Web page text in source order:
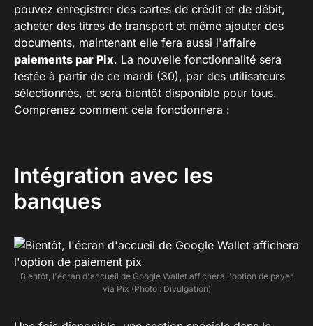
pouvez enregistrer des cartes de crédit et de débit,
acheter des titres de transport et même ajouter des
documents, maintenant elle fera aussi l'affaire
paiements par Pix. La nouvelle fonctionnalité sera
testée à partir de ce mardi (30), par des utilisateurs
sélectionnés, et sera bientôt disponible pour tous.
Comprenez comment cela fonctionnera :
Intégration avec les
banques
Bientôt, l'écran d'accueil de Google Wallet affichera l'option de payer
via Pix (Photo : Divulgation)